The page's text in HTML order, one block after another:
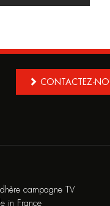
CONTACTEZ-
campagne TV
in France